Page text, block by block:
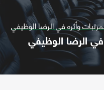
وأثره في الرضا الوظيفي
في الرضا الوظيفي